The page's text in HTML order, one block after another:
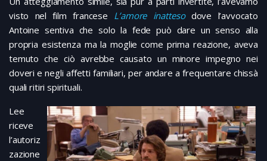
visto nel film francese L’amore inattesodove l’avvocato
Antoine sentiva che solo la fede può dare un senso alla
propria esistenza ma la moglie come prima reazione, aveva
temuto che ciò avrebbe causato un minore impegno nei
doveri e negli affetti familiari, per andare a frequentare chissà
quali ritiri spirituali.
Lee
riceve
l’autoriz
zazione